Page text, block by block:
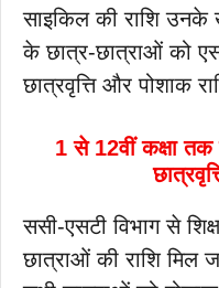
साइकिल की राशि उनके
के छात्र-छात्राओं को
छात्रवृत्ति और पोशाक
1 से 12वीं कक्षा
ससी-एसटी विभाग से
छात्राओं की राशि मिल